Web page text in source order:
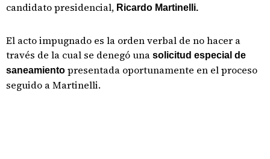
candidato presidencial, Ricardo Martinelli.
El acto impugnado es la orden verbal de no hacer a
través de la cual se denegó una solicitud especial de
saneamiento presentada oportunamente en el proceso
seguido a Martinelli.